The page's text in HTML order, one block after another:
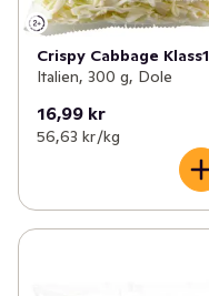
Crispy Cabbage Klass1
Italien, 300 g, Dole
16,99 kr
56,63 kr /kg